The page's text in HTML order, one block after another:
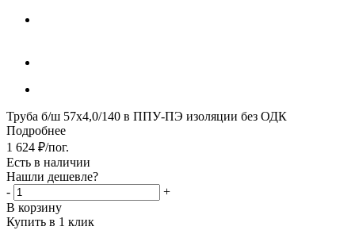
Труба б/ш 57х4,0/140 в ППУ-ПЭ изоляции без ОДК
Подробнее
1 624 ₽/пог.
Есть в наличии
Нашли дешевле?
-
+
В корзину
Купить в 1 клик